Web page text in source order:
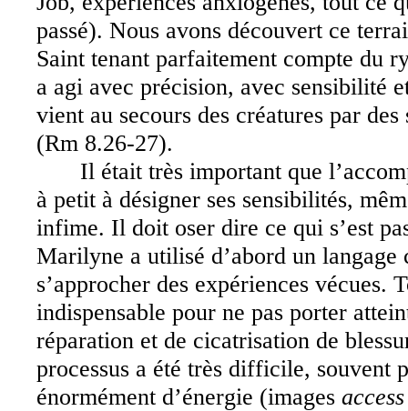
passé). Nous avons découvert ce
Saint tenant parfaitement compte du
a agi avec précision, avec sensibilité
vient au secours des créatures par
(Rm 8.26-27).
Il était très important que
à petit à désigner ses sensibilités,
infime. Il doit oser dire ce qui s’est
Marilyne a utilisé d’abord un langage
s’approcher des expériences vécues.
indispensable pour ne pas porter
réparation et de cicatrisation de
processus a été très difficile, souvent
énormément d’énergie (images